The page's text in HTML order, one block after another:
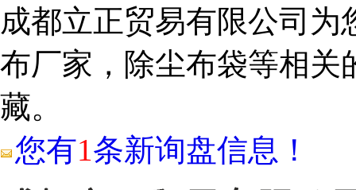
成都立正贸易有限公司为
布厂家，除尘布袋等相关
藏。
您有1条新询盘信息！